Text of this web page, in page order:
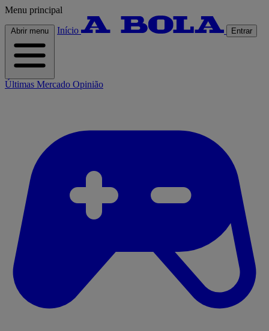
Menu principal
Abrir menu Início Entrar
Últimas Mercado Opinião